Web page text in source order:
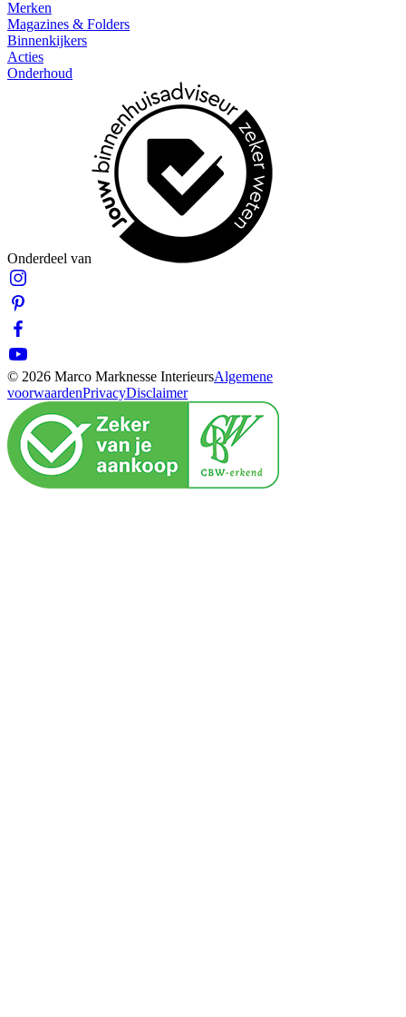
Merken
Magazines & Folders
Binnenkijkers
Acties
Onderhoud
Onderdeel van
© 2026 Marco Marknesse InterieursAlgemene
voorwaardenPrivacyDisclaimer